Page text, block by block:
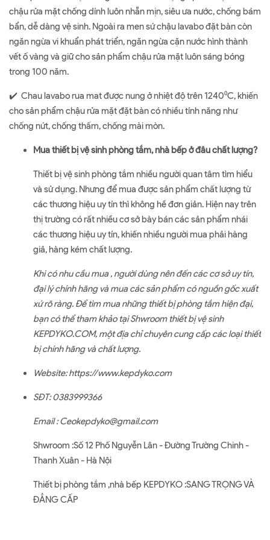
chậu rửa mặt chống dính luôn nhẵn mịn, siêu ưa nước, chống bám
bẩn, dễ dàng vệ sinh. Ngoài ra men sứ chậu lavabo đặt bàn còn
ngăn ngừa vi khuẩn phát triển, ngăn ngừa cặn nước hình thành
vết ố vàng và giữ cho sản phẩm chậu rửa mặt luôn sáng bóng
trong 100 năm.
✔️ Chau lavabo rua mat được nung ở nhiệt độ trên 1240⁰C, khiến
cho sản phẩm chậu rửa mặt đặt bàn có nhiều tính năng như
chống nứt, chống thấm, chống mài mòn.
Mua thiết bị vệ sinh phòng tắm, nhà bếp ở đâu chất lượng?
Thiết bị vệ sinh phòng tắm nhiều người quan tâm tìm hiểu
và sử dụng. Nhưng để mua được sản phẩm chất lượng từ
các thương hiệu uy tín thì không hề đơn giản. Hiện nay trên
thị trường có rất nhiều cơ sở bày bán các sản phẩm nhái
các thương hiệu uy tín, khiến nhiều người mua phải hàng
giả, hàng kém chất lượng.
Khi có nhu cầu mua , người dùng nên đến các cơ sở uy tín,
đại lý chính hãng và mua các sản phẩm có nguồn gốc xuất
xứ rõ ràng. Để tìm mua những thiết bị phòng tắm hiện đại,
bạn có thể tham khảo tại Shwroom thiết bị vệ sinh
KEPDYKO.COM, một địa chỉ chuyên cung cấp các loại thiết
bị chính hãng và chất lượng.
Website: https://www.kepdyko.com
SĐT: 0383999366
Email : Ceokepdyko@gmail.com
Shwroom :Số 12 Phố Nguyễn Lân - Đường Trường Chinh -
Thanh Xuân - Hà Nội
Thiết bị phòng tắm ,nhà bếp KEPDYKO :SANG TRỌNG VÀ
ĐẲNG CẤP